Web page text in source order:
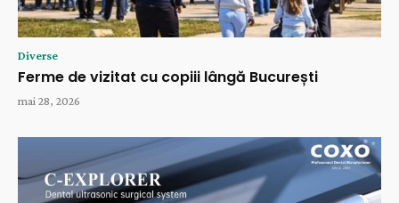
Diverse
Ferme de vizitat cu copiii lângă București
mai 28, 2026